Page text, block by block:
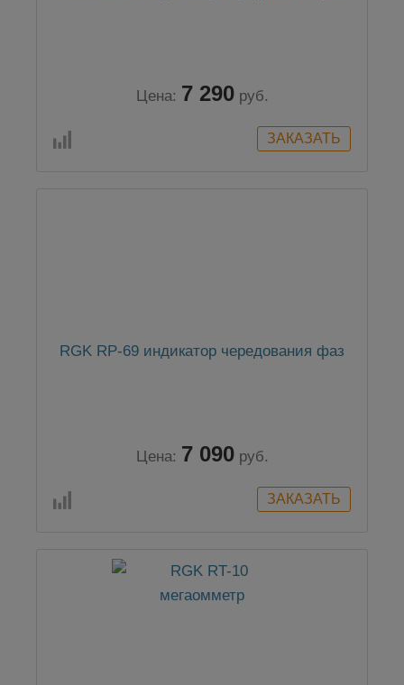
Цена: 7 290 руб.
RGK RP-69 индикатор чередования фаз
Цена: 7 090 руб.